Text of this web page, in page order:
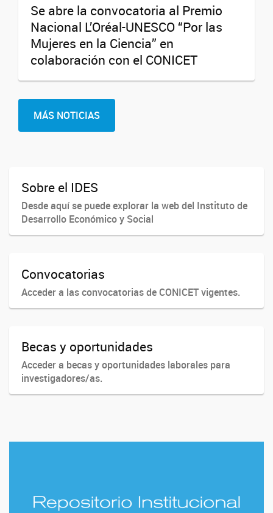
Se abre la convocatoria al Premio
Nacional L’Oréal-UNESCO “Por las
Mujeres en la Ciencia” en
colaboración con el CONICET
MÁS NOTICIAS
Sobre el IDES
Desde aquí se puede explorar la web del Instituto de
Desarrollo Económico y Social
Convocatorias
Acceder a las convocatorias de CONICET vigentes.
Becas y oportunidades
Acceder a becas y oportunidades laborales para
investigadores/as.